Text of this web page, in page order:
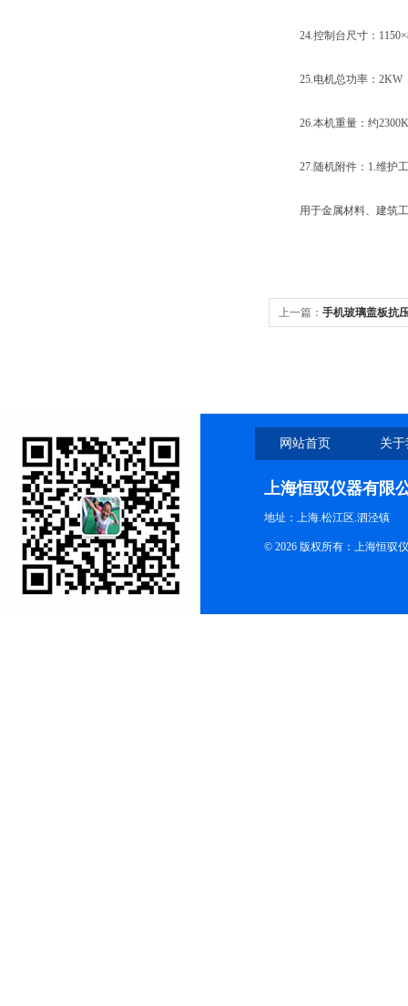
24.控制台尺寸：
25.电机总功率：2KW
26.本机重量：约
27.随机附件：1.维护工
用于金属材料、建筑工
上一篇： 手机玻璃盖板抗
网站首页 关
上海恒驭仪器有限
地址：上海.松江区.泗泾镇
© 2026 版权所有：上海恒驭